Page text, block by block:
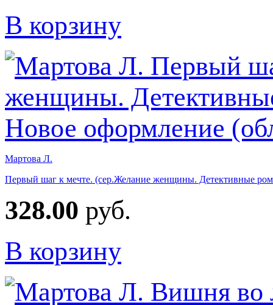
В корзину
Мартова Л.
Первый шаг к мечте. (сер.Желание женщины. Детективные
328.00 руб.
В корзину